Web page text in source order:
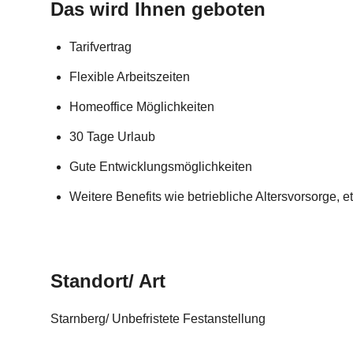
Das wird Ihnen geboten
Tarifvertrag
Flexible Arbeitszeiten
Homeoffice Möglichkeiten
30 Tage Urlaub
Gute Entwicklungsmöglichkeiten
Weitere Benefits wie betriebliche Altersvorsorge,
Standort/ Art
Starnberg/ Unbefristete Festanstellung